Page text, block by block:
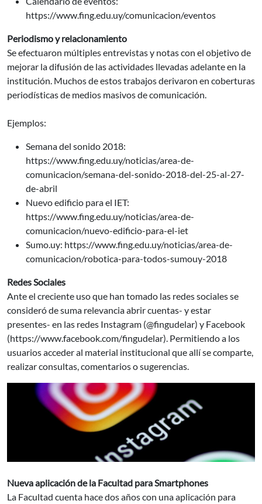
https://www.fing.edu.uy/comunicacion/eventos
Periodismo y relacionamiento
Se efectuaron múltiples entrevistas y notas con el objetivo de
mejorar la difusión de las actividades llevadas adelante en la
institución. Muchos de estos trabajos derivaron en coberturas
periodísticas de medios masivos de comunicación.
Ejemplos:
Semana del sonido 2018:
https://www.fing.edu.uy/noticias/area-de-
comunicacion/semana-del-sonido-2018-del-25-al-27-
de-abril
Nuevo edificio para el IET:
https://www.fing.edu.uy/noticias/area-de-
comunicacion/nuevo-edificio-para-el-iet
Sumo.uy: https://www.fing.edu.uy/noticias/area-de-
comunicacion/robotica-para-todos-sumouy-2018
Redes Sociales
Ante el creciente uso que han tomado las redes sociales se
consideró de suma relevancia abrir cuentas- y estar
presentes- en las redes Instagram (@fingudelar) y Facebook
(https://www.facebook.com/fingudelar). Permitiendo a los
usuarios acceder al material institucional que allí se comparte,
realizar consultas, comentarios o sugerencias.
Nueva aplicación de la Facultad para Smartphones
La Facultad cuenta hace dos años con una aplicación para